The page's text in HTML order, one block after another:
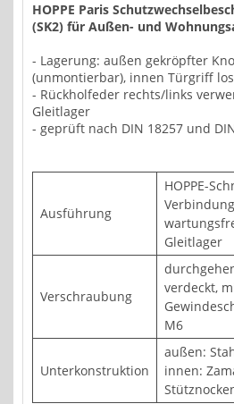
HOPPE Paris
(SK2) für Außen- und
- Lagerung: außen gekröpfter
(unmontierbar), innen Türgriff
- Rückholfeder rechts/links
Gleitlager
- geprüft nach DIN 18257 und
Ausführung
HOPPE-
Gleitlager
Verschraubung
verdeckt,
M6
Unterkonstruktion
außen:
innen: